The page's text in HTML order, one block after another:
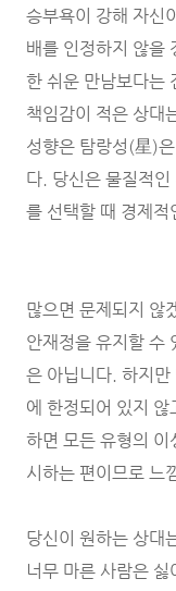
승부욕이 강해 자신
배를 인정하지 않을
한 쉬운 만남보다는
책임감이 적은 상대
성향은 탐랑성(星)
다. 당신은 물질적
를 선택할 때 경제적
많으면 문제되지 않
안재정을 유지할 수
은 아닙니다. 하지만
에 한정되어 있지
하면 모든 유형의
시하는 편이므로 느
당신이 원하는 상대
너무 마른 사람은 싫